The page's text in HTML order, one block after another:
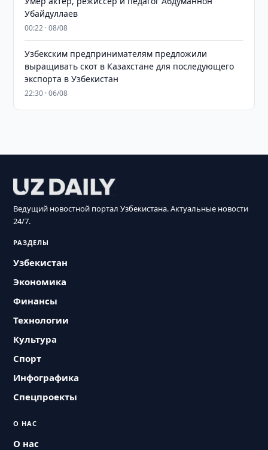
Убайдуллаев
00:22 · 08/08
Узбекским предпринимателям предложили
выращивать скот в Казахстане для последующего
экспорта в Узбекистан
22:30 · 06/08
Ведущий новостной портал Узбекистана. Актуальные новости
24/7.
РАЗДЕЛЫ
Узбекистан
Экономика
Финансы
Технологии
Культура
Спорт
Инфографика
Спецпроекты
О НАС
О нас